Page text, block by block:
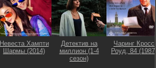
Невеста Хампти
Шармы (2014)
Детектив на
миллион (1-4
сезон)
Чаринг Кросс
Роуд, 84